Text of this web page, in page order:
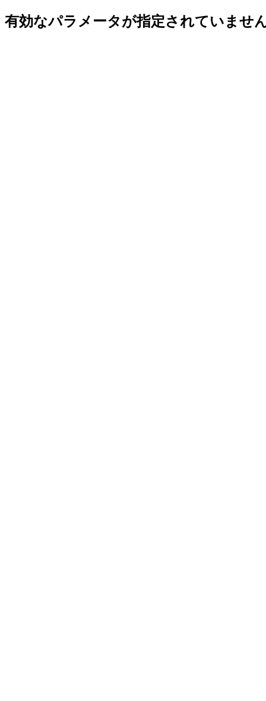
有効なパラメータが指定されていませ